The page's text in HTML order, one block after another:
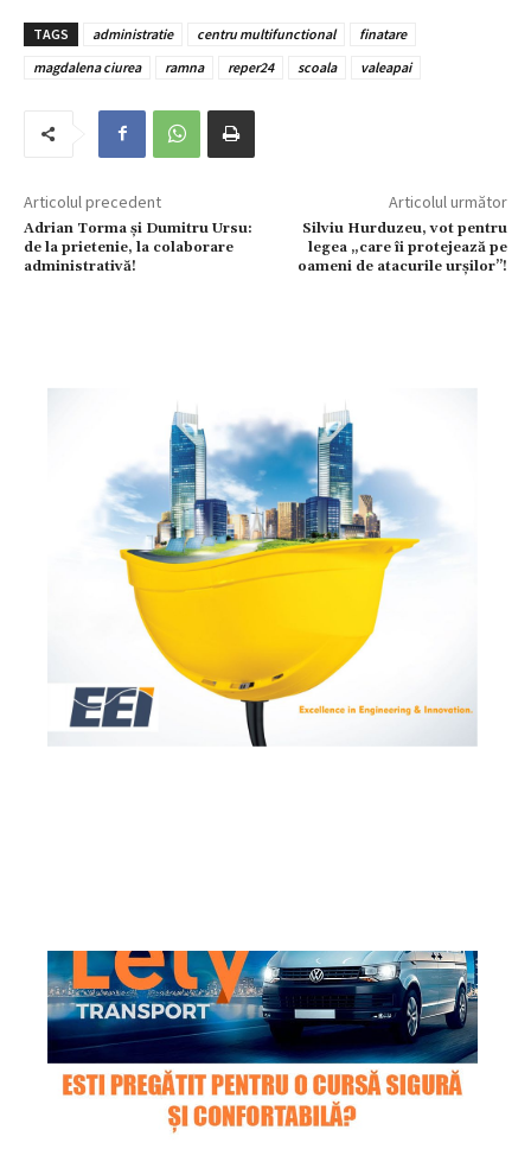
TAGS administratie centru multifunctional
finatare
magdalena ciurea
ramna reper24 scoala valeapai
Articolul precedent
Adrian Torma și Dumitru Ursu:
de la prietenie, la colaborare
administrativă!
Articolul următor
Silviu Hurduzeu, vot pentru
legea „care îi protejează pe
oameni de atacurile urşilor”!